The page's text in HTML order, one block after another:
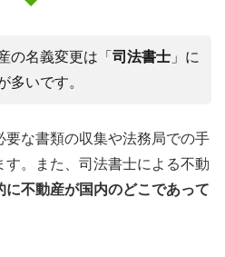
の名義変更は「 司法書士 」に
多いです。
要な書類の収集や法務局での手
。また、司法書士による不動
に不動産が国内のどこであって